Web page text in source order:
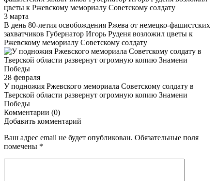
3 марта
В день 80-летия освобождения Ржева от немецко-фашистских
захватчиков Губернатор Игорь Руденя возложил цветы к
Ржевскому мемориалу Советскому солдату
28 февраля
У подножия Ржевского мемориала Советскому солдату в
Тверской области развернут огромную копию Знамени
Победы
Комментарии (0)
Добавить комментарий
Ваш адрес email не будет опубликован. Обязательные поля
помечены *